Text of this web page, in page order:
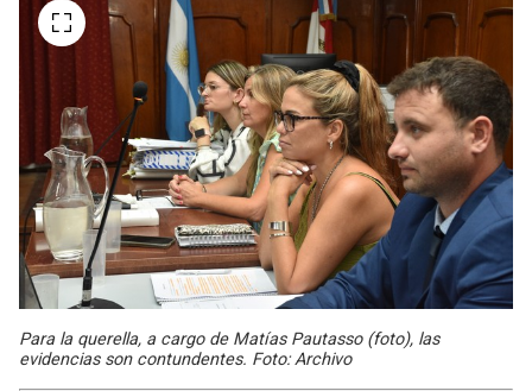
Para la querella, a cargo de Matías Pautasso (foto), las
evidencias son contundentes. Foto: Archivo